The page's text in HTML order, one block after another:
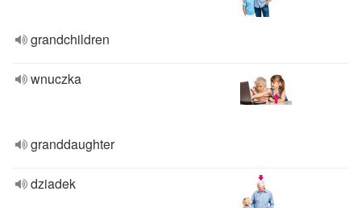
grandchildren
wnuczka
granddaughter
dziadek